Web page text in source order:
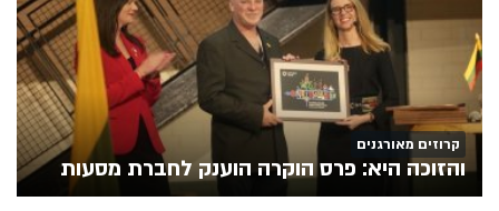
קרוזים מאורגנים
והזוכה היא: פרס הוקרה הוענק לחברת מסעות